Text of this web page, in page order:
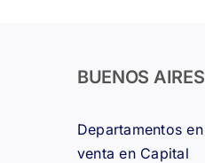
BUENOS AIRES
Departamentos en
venta en Capital